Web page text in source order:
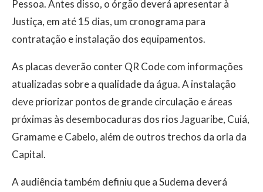
Pessoa. Antes disso, o órgão deverá apresentar à
Justiça, em até 15 dias, um cronograma para
contratação e instalação dos equipamentos.
As placas deverão conter QR Code com informações
atualizadas sobre a qualidade da água. A instalação
deve priorizar pontos de grande circulação e áreas
próximas às desembocaduras dos rios Jaguaribe, Cuiá,
Gramame e Cabelo, além de outros trechos da orla da
Capital.
A audiência também definiu que a Sudema deverá